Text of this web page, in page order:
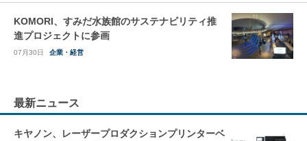
KOMORI、すみだ水族館のサステナビリティ推
進プロジェクトに参画
07月30日 企業・経営
最新ニュース
キヤノン、レーザープロダクションプリンターベ